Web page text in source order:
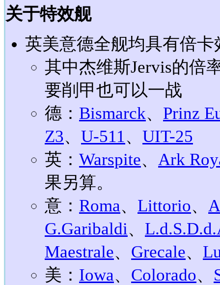
关于特效舰
英美意德全舰均具有倍卡
其中杰维斯Jervis的倍
要削甲也可以一战
德： Bismarck、 Prinz
Z3、 U-511、 UIT-25
英： Warspite、 Ark
果另算。
意： Roma、 Littorio、
G.Garibaldi、
Maestrale、 Grecale、
美： Iowa、 Colorado、